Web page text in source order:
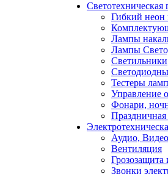
Светотехническая
Гибкий
Лампы
Лампы
Светильники
Тестеры ламп
Управление
Фонари,
Праздничная
Аудио,
Вентиляция
Грозозащита
Звонки